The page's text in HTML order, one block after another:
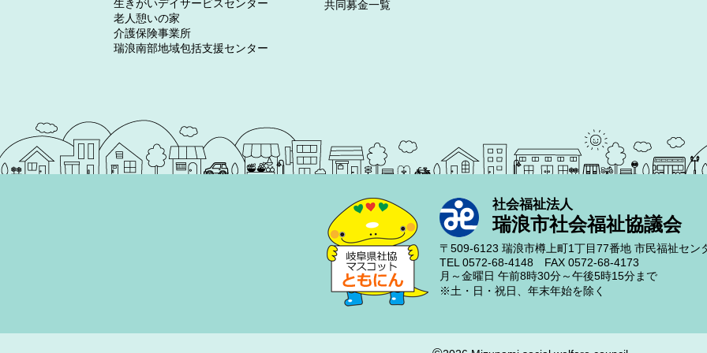
生きがいデイサービスセンター
老人憩いの家
介護保険事業所
瑞浪南部地域包括支援センター
共同募金一覧
社会福祉法人
瑞浪市社会福祉協議会
〒509-6123 瑞浪市樽上町1丁目77番地 市民福祉セン
TEL 0572-68-4148 FAX 0572-68-4173
月～金曜日 午前8時30分～午後5時15分まで
※土・日・祝日、年末年始を除く